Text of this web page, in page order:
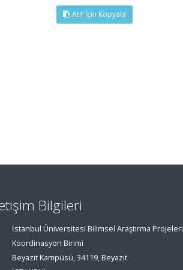
Atıf İçin Kopyala
Bilgileri
İstanbul Üniversitesi Bilimsel Araştırma Projeleri
Koordinasyon Birimi
Beyazıt Kampüsü, 34119, Beyazıt